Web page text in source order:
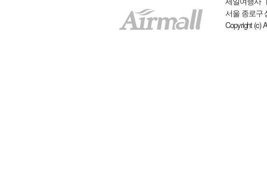
서울 종로구
Copyright (c)